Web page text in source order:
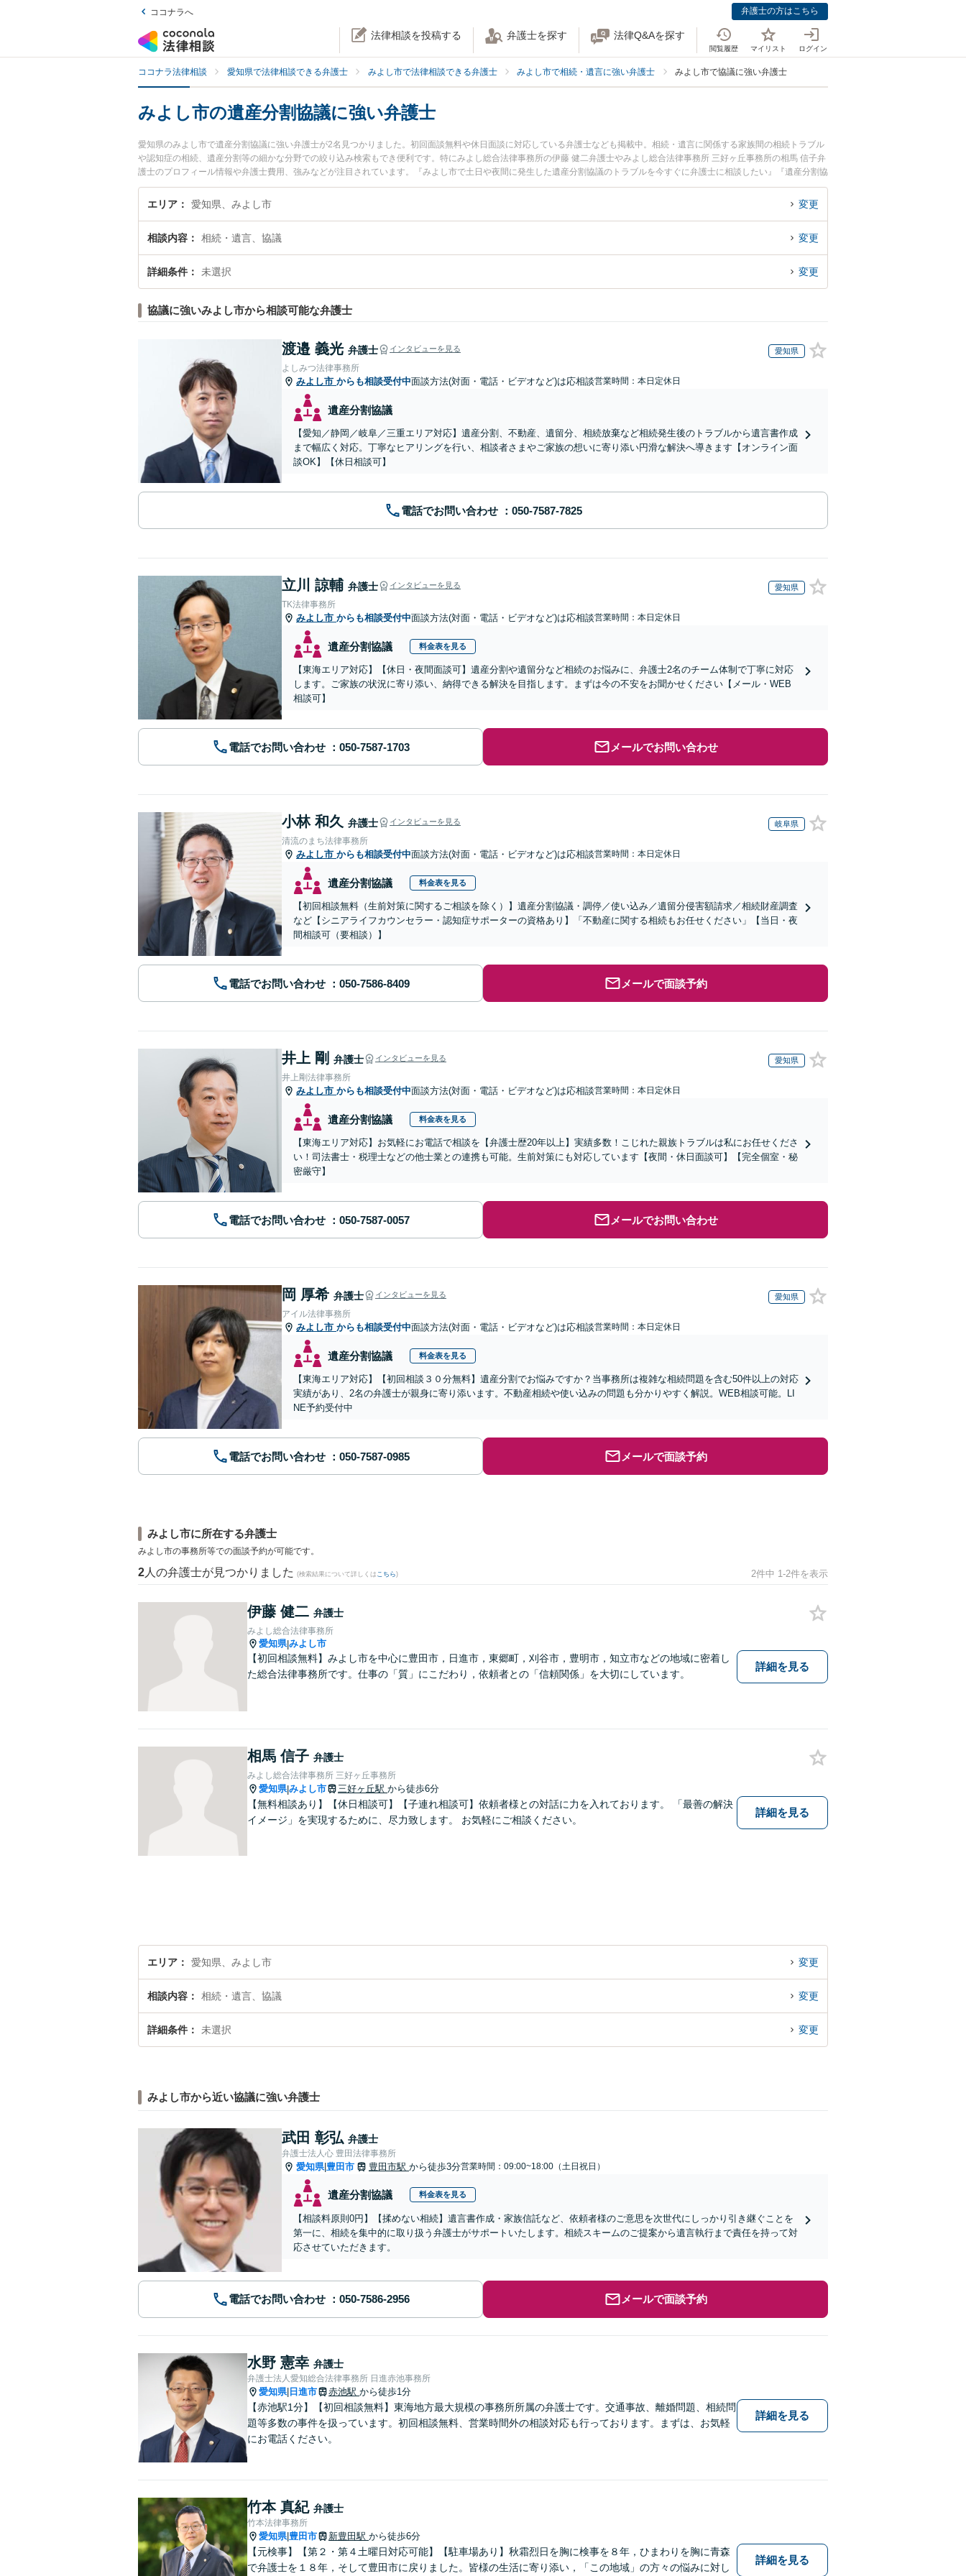
ココナラへ 弁護士の方はこちら
法律相談を投稿する 弁護士を探す 法律Q&Aを探す
閲覧履歴 マイリスト ログイン
ココナラ法律相談 愛知県で法律相談できる弁護士 みよし市で法律相談できる弁護士 みよし市で相続・遺言に強い弁護士 みよし市で協議に強い弁護士
みよし市の遺産分割協議に強い弁護士
愛知県のみよし市で遺産分割協議に強い弁護士が2名見つかりました。初回面談無料や休日面談に対応している弁護士なども掲載中。相続・遺言に関係する家族間の相続トラブル
や認知症の相続、遺産分割等の細かな分野での絞り込み検索もでき便利です。特にみよし総合法律事務所の伊藤 健二弁護士やみよし総合法律事務所 三好ヶ丘事務所の相馬 信子弁
護士のプロフィール情報や弁護士費用、強みなどが注目されています。『みよし市で土日や夜間に発生した遺産分割協議のトラブルを今すぐに弁護士に相談したい』『遺産分割協
議のトラブル解決の実績豊富な近くの弁護士を検索したい』『初回相談無料で遺産分割協議を法律相談できるみよし市内の弁護士に相談予約したい』などでお困りの相談者さんに
おすすめです。
エリア 愛知県、みよし市 変更
相談内容 相続・遺言、協議 変更
詳細条件 未選択 変更
協議に強いみよし市から相談可能な弁護士
渡邉 義光 弁護士 インタビューを見る 愛知県
よしみつ法律事務所
みよし市 からも相談受付中面談方法(対面・電話・ビデオなど)は応相談営業時間：本日定休日
遺産分割協議
【愛知／静岡／岐阜／三重エリア対応】遺産分割、不動産、遺留分、相続放棄など相続発生後のトラブルから遺言書作成
まで幅広く対応。丁寧なヒアリングを行い、相談者さまやご家族の想いに寄り添い円滑な解決へ導きます【オンライン面
談OK】【休日相談可】
電話でお問い合わせ
立川 諒輔 弁護士 インタビューを見る 愛知県
TK法律事務所
みよし市 からも相談受付中面談方法(対面・電話・ビデオなど)は応相談営業時間：本日定休日
遺産分割協議 料金表を見る
【東海エリア対応】【休日・夜間面談可】遺産分割や遺留分など相続のお悩みに、弁護士2名のチーム体制で丁寧に対応
します。ご家族の状況に寄り添い、納得できる解決を目指します。まずは今の不安をお聞かせください【メール・WEB
相談可】
電話でお問い合わせ メールでお問い合わせ
小林 和久 弁護士 インタビューを見る 岐阜県
清流のまち法律事務所
みよし市 からも相談受付中面談方法(対面・電話・ビデオなど)は応相談営業時間：本日定休日
遺産分割協議 料金表を見る
【初回相談無料（生前対策に関するご相談を除く）】遺産分割協議・調停／使い込み／遺留分侵害額請求／相続財産調査
など【シニアライフカウンセラー・認知症サポーターの資格あり】「不動産に関する相続もお任せください」【当日・夜
間相談可（要相談）】
電話でお問い合わせ メールで面談予約
井上 剛 弁護士 インタビューを見る 愛知県
井上剛法律事務所
みよし市 からも相談受付中面談方法(対面・電話・ビデオなど)は応相談営業時間：本日定休日
遺産分割協議 料金表を見る
【東海エリア対応】お気軽にお電話で相談を【弁護士歴20年以上】実績多数！こじれた親族トラブルは私にお任せくださ
い！司法書士・税理士などの他士業との連携も可能。生前対策にも対応しています【夜間・休日面談可】【完全個室・秘
密厳守】
電話でお問い合わせ メールでお問い合わせ
岡 厚希 弁護士 インタビューを見る 愛知県
アイル法律事務所
みよし市 からも相談受付中面談方法(対面・電話・ビデオなど)は応相談営業時間：本日定休日
遺産分割協議 料金表を見る
【東海エリア対応】【初回相談３０分無料】遺産分割でお悩みですか？当事務所は複雑な相続問題を含む50件以上の対応
実績があり、2名の弁護士が親身に寄り添います。不動産相続や使い込みの問題も分かりやすく解説。WEB相談可能。LI
NE予約受付中
電話でお問い合わせ メールで面談予約
みよし市に所在する弁護士
みよし市の事務所等での面談予約が可能です。
2 人の弁護士が見つかりました (検索結果について詳しくは こちら) 2件中 1-2件を表示
伊藤 健二 弁護士
みよし総合法律事務所
愛知県|みよし市
【初回相談無料】みよし市を中心に豊田市，日進市，東郷町，刈谷市，豊明市，知立市などの地域に密着し
た総合法律事務所です。仕事の「質」にこだわり，依頼者との「信頼関係」を大切にしています。
詳細を見る
相馬 信子 弁護士
みよし総合法律事務所 三好ヶ丘事務所
愛知県|みよし市 三好ヶ丘駅 から徒歩6分
【無料相談あり】【休日相談可】【子連れ相談可】依頼者様との対話に力を入れております。 「最善の解決
イメージ」を実現するために、尽力致します。 お気軽にご相談ください。
詳細を見る
エリア 愛知県、みよし市 変更
相談内容 相続・遺言、協議 変更
詳細条件 未選択 変更
みよし市から近い協議に強い弁護士
武田 彰弘 弁護士
弁護士法人心 豊田法律事務所
愛知県| 豊田市 豊田市駅 から徒歩3分営業時間：09:00~18:00（土日祝日）
遺産分割協議 料金表を見る
【相談料原則0円】【揉めない相続】遺言書作成・家族信託など、依頼者様のご意思を次世代にしっかり引き継ぐことを
第一に、相続を集中的に取り扱う弁護士がサポートいたします。相続スキームのご提案から遺言執行まで責任を持って対
応させていただきます。
電話でお問い合わせ メールで面談予約
水野 憲幸 弁護士
弁護士法人愛知総合法律事務所 日進赤池事務所
愛知県| 日進市 赤池駅 から徒歩1分
【赤池駅1分】【初回相談無料】東海地方最大規模の事務所所属の弁護士です。交通事故、離婚問題、相続問
題等多数の事件を扱っています。初回相談無料、営業時間外の相談対応も行っております。まずは、お気軽
にお電話ください。
詳細を見る
竹本 真紀 弁護士
竹本法律事務所
愛知県| 豊田市 新豊田駅 から徒歩6分
【元検事】【第２・第４土曜日対応可能】【駐車場あり】秋霜烈日を胸に検事を８年，ひまわりを胸に青森
で弁護士を１８年，そして豊田市に戻りました。皆様の生活に寄り添い，「この地域」の方々の悩みに対し
詳細を見る